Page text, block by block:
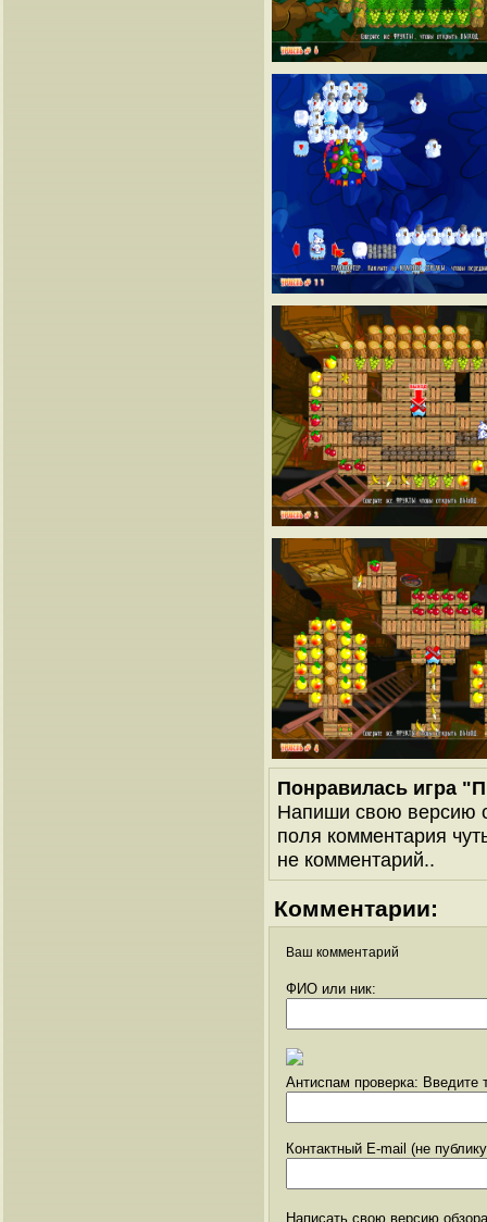
Понравилась игра
Напиши свою версию
поля комментария
не комментарий..
Комментарии:
Ваш комментарий
ФИО или ник:
Антиспам проверка: Введите
Контактный E-mail (не
Написать свою версию